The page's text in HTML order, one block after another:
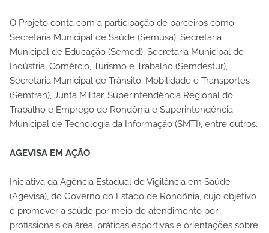
O Projeto conta com a participação de parceiros como
Secretaria Municipal de Saúde (Semusa), Secretaria
Municipal de Educação (Semed), Secretaria Municipal de
Indústria, Comércio, Turismo e Trabalho (Semdestur),
Secretaria Municipal de Trânsito, Mobilidade e Transportes
(Semtran), Junta Militar, Superintendência Regional do
Trabalho e Emprego de Rondônia e Superintendência
Municipal de Tecnologia da Informação (SMTI), entre outros.
AGEVISA EM AÇÃO
Iniciativa da Agência Estadual de Vigilância em Saúde
(Agevisa), do Governo do Estado de Rondônia, cujo objetivo
é promover a saúde por meio de atendimento por
profissionais da área, práticas esportivas e orientações sobre